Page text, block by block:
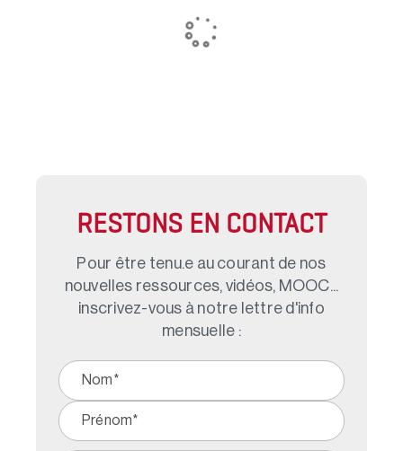
RESTONS EN CONTACT
Pour être tenu.e au courant de nos
nouvelles ressources, vidéos, MOOC...
inscrivez-vous à notre lettre d'info
mensuelle :